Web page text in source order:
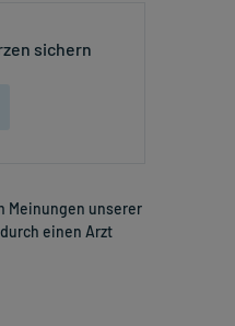
sichern
Meinungen unserer
einen Arzt